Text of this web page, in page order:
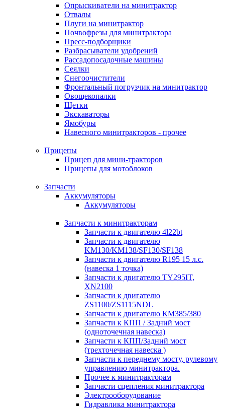
Опрыскиватели на минитрактор
Отвалы
Плуги на минитрактор
Почвофрезы для минитрактора
Пресс-подборщики
Разбрасыватели удобрений
Рассадопосадочные машины
Сеялки
Снегоочистители
Фронтальный погрузчик на минитрактор
Овощекопалки
Щетки
Экскаваторы
Ямобуры
Навесного минитракторов - прочее
Прицепы
Прицеп для мини-тракторов
Прицепы для мотоблоков
Запчасти
Аккумуляторы
Аккумуляторы
Запчасти к минитракторам
Запчасти к двигателю 4l22bt
Запчасти к двигателю
KM130/KM138/SF130/SF138
Запчасти к двигателю R195 15 л.с.
(навеска 1 точка)
Запчасти к двигателю TY295IT,
XN2100
Запчасти к двигателю
ZS1100/ZS1115NDL
Запчасти к двигателю КМ385/380
Запчасти к КПП / Задний мост
(одноточечная навеска)
Запчасти к КПП/Задний мост
(трехточечная навеска )
Запчасти к переднему мосту, рулевому
управлению минитрактора.
Прочее к минитракторам
Запчасти сцепления минитрактора
Электрооборудование
Гидравлика минитрактора